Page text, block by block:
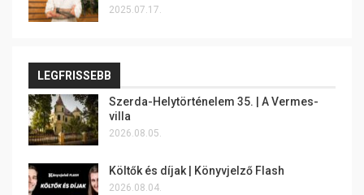
2025.07.17.
LEGFRISSEBB
Szerda-Helytörténelem 35. | A Vermes-
villa
2026.08.05.
Költők és díjak | Könyvjelző Flash
2026.08.04.